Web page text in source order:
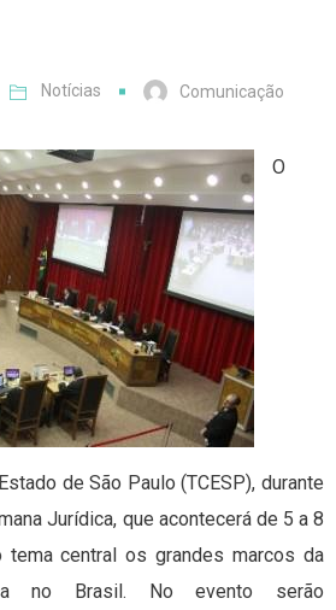
Notícias Comunicação
O
de São Paulo (TCESP), durante
Jurídica, que acontecerá de 5 a 8
tema central os grandes marcos da
no Brasil. No evento serão